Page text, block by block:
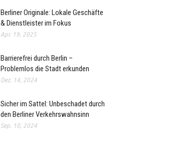
Berliner Originale: Lokale Geschäfte
& Dienstleister im Fokus
Apr. 19, 2025
Barrierefrei durch Berlin –
Problemlos die Stadt erkunden
Dez. 14, 2024
Sicher im Sattel: Unbeschadet durch
den Berliner Verkehrswahnsinn
Sep. 10, 2024